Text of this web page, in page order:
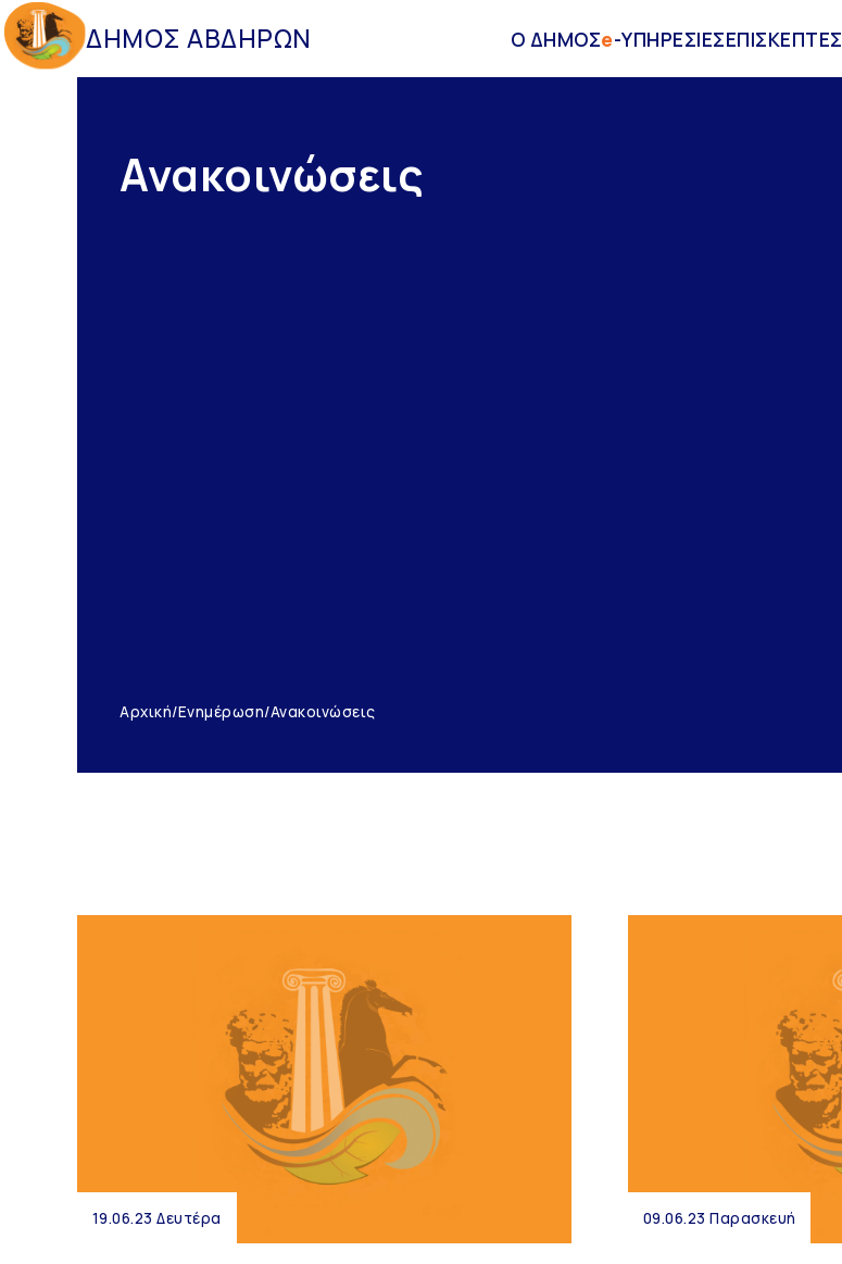
ΔΗΜΟΣ ΑΒΔΗΡΩΝ Ο ΔΗΜΟΣe-ΥΠΗΡΕΣΙΕΣΕΠΙΣΚΕΠΤΕΣ
Ανακοινώσεις
Αρχική/Ενημέρωση/Ανακοινώσεις
19.06.23 Δευτέρα 09.06.23 Παρασκευή